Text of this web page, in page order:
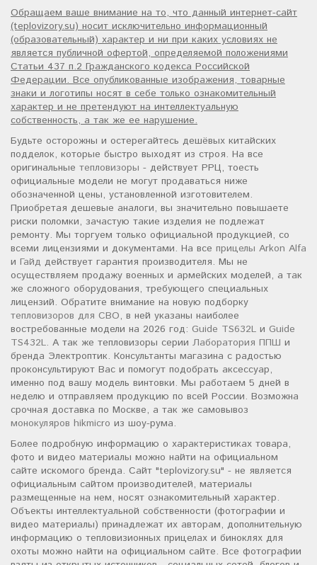
Обращаем ваше внимание на то, что данный интернет-сайт
(teplovizory.su) носит исключительно информационный
(образовательный) характер и ни при каких условиях не
является публичной офертой, определяемой положениями
Статьи 437 п.2 Гражданского кодекса Российской
Федерации. Все опубликованные изображения, товарные
знаки и логотипы носят в себе только ознакомительный
характер и не претендуют на интеллектуальную
собственность, а так же ее нарушение.
Будьте осторожны и остерегайтесь дешёвых китайских
подделок, которые быстро выходят из строя. На все
оригинальные тепловизоры - действует РРЦ, тоесть
официальные модели не могут продаваться ниже
обозначенной цены, установленной изготовителем.
Приобретая дешевые аналоги, вы значительно повышаете
риски поломки, зачастую такие изделия не подлежат
ремонту. Мы торгуем только официальной продукцией, со
всеми лицензиями и документами. На все прицелы Arkon Alfa
и Гайд действует гарантия производителя. Мы не
осуществляем продажу военных и армейских моделей, а так
же сложного оборудования, требующего специальных
лицензий. Обратите внимание на новую подборку
тепловизоров для СВО, в ней указаны наиболее
востребованные модели на 2026 год: Guide TS632L и Guide
TS432L. А так же тепловизоры серии Лаборатория ППШ и
бренда Электроптик. Консультанты магазина с радостью
проконсультируют Вас и помогут подобрать аксессуар,
именно под вашу модель винтовки. Мы работаем 5 дней в
неделю и отправляем продукцию по всей России. Возможна
срочная доставка по Москве, а так же самовывоз
монокуляров hikmicro из шоу-рума.
Более подробную информацию о характеристиках товара,
фото и видео материалы можно найти на официальном
сайте искомого бренда. Сайт "teplovizory.su" - не является
официальным сайтом производителей, материалы
размещенные на нем, носят ознакомительный характер.
Объекты интеллектуальной собственности (фотографии и
видео материалы) принадлежат их авторам, дополнительную
информацию о тепловизионных прицелах и биноклях для
охоты можно найти на официальном сайте. Все фотографии